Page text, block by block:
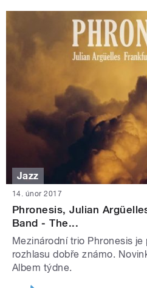
Jazz
14. únor 2017
Phronesis, Julian
Band ‒ The...
Mezinárodní trio Phronesis
rozhlasu dobře známo.
Albem týdne.